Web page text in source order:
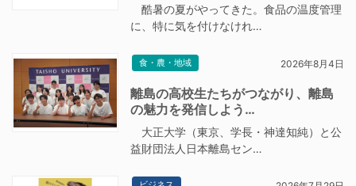
酷暑の夏がやってきた。食品の温度管理
に、特に気を付けなけれ…
食・農・地域 2026年8月4日
離島の高校生たちがつながり、離島
の魅力を発信しよう…
大正大学（東京、学長・神達知純）と公
益財団法人日本離島セン…